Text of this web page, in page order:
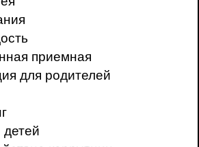
приемная
для родителей